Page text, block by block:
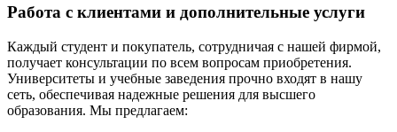
Работа с клиентами и дополнительные услуги
Каждый студент и покупатель, сотрудничая с нашей фирмой,
получает консультации по всем вопросам приобретения.
Университеты и учебные заведения прочно входят в нашу
сеть, обеспечивая надежные решения для высшего
образования. Мы предлагаем: